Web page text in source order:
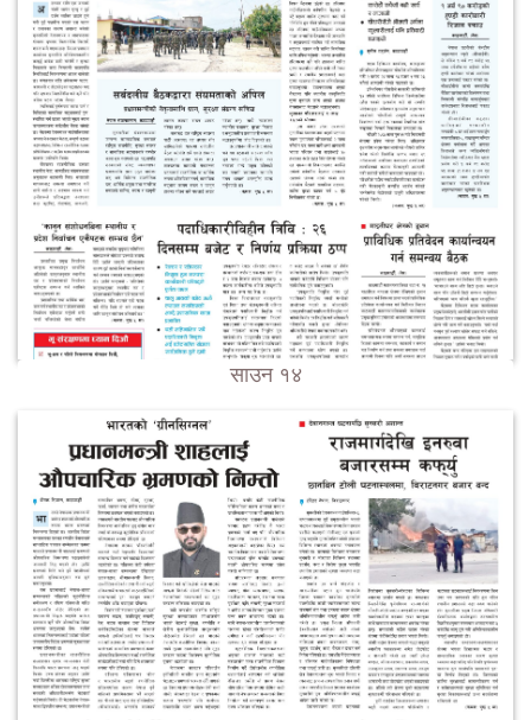
साउन १४